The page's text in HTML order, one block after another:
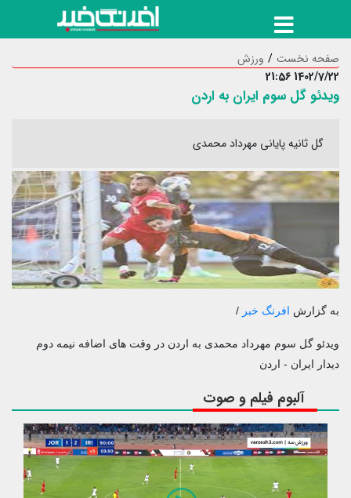
صفحه نخست
ورزش
1402/7/22 21:56
ویدئو گل سوم ایران به اردن
گل ثانیه پایانی مهرداد محمدی
به گزارش افرنگ خبر /
ویدئو گل سوم مهرداد محمدی به اردن در وقت های اضافه نیمه دوم
دیدار ایران - اردن
آلبوم فیلم و صوت